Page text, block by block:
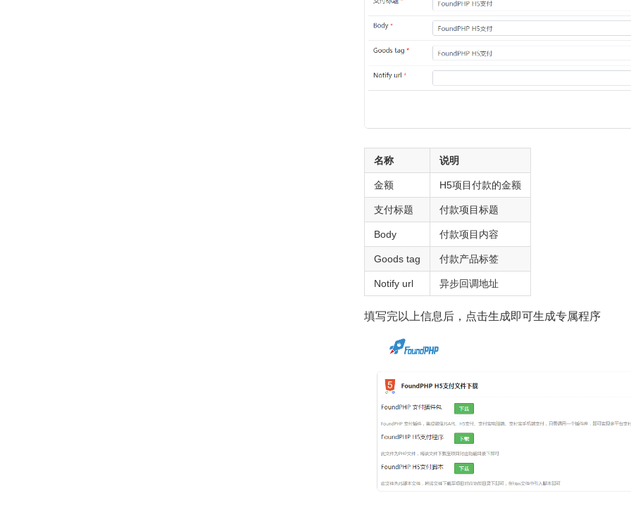
名称 说明
金额 H5项目付款的金额
支付标题 付款项目标题
Body 付款项目内容
Goods tag 付款产品标签
Notify url 异步回调地址
填写完以上信息后，点击生成即可生成专属程序